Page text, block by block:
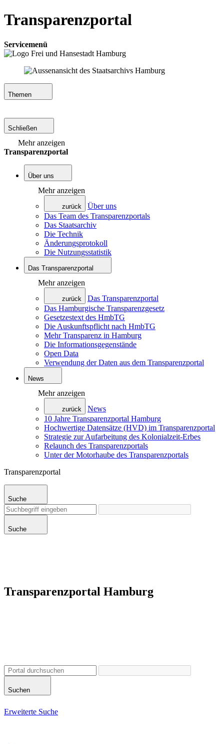
Transparenzportal
Servicemenü
Themen
Schließen
Mehr anzeigen
Transparenzportal
Über uns
Mehr anzeigen
zurück
Über uns
Das Team des Transparenzportals
Das Staatsarchiv
Die Technik
Änderungsprotokoll
Die Nutzungsstatistik
Das Transparenzportal
Mehr anzeigen
zurück
Das Transparenzportal
Das Hamburgische Transparenzgesetz
Gesetzestext des HmbTG
Die Auskunftspflicht nach HmbTG
Mehr Transparenz in Hamburg
Die Informationsgegenstände
Open Data
Verwendung der Daten aus dem Transparenzportal
News
Mehr anzeigen
zurück
News
10 Jahre Transparenzportal Hamburg
Hochwertige Datensätze (HVD) im Transparenzportal
Strategie zur Aufarbeitung des Kolonialzeit-Erbes
Relaunch des Transparenzportals
Unter der Motorhaube des Transparenzportals
Transparenzportal
Suche
Suche
Transparenzportal Hamburg
Suchen
Erweiterte Suche